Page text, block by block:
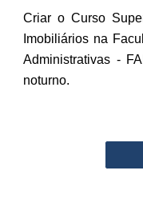
Criar o Curso
Imobiliários na
Administrativas -
noturno.